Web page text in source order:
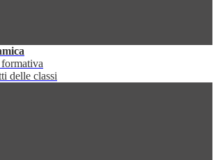
delle classi